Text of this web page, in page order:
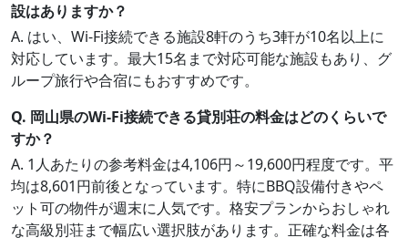
設はありますか？
A. はい、Wi-Fi接続できる施設8軒のうち3軒が10名以上に
対応しています。最大15名まで対応可能な施設もあり、グ
ループ旅行や合宿にもおすすめです。
Q. 岡山県のWi-Fi接続できる貸別荘の料金はどのくらいで
すか？
A. 1人あたりの参考料金は4,106円～19,600円程度です。平
均は8,601円前後となっています。特にBBQ設備付きやペ
ット可の物件が週末に人気です。格安プランからおしゃれ
な高級別荘まで幅広い選択肢があります。正確な料金は各